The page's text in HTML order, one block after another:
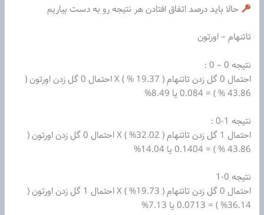
حالا باید درصد اتفاق افتادن هر نتیجه رو به دست بیاریم
تاتنهام – اورتون
نتیجه 0 – 0 :
احتمال 0 گل زدن تاتنهام ( 19.37 % ) X احتمال 0 گل زدن اورتون (
43.86 % ) = 0.084 یا 8.49%
نتیجه 1-0 :
احتمال 1 گل زدن تاتنهام ( 32.02% ) X احتمال 0 گل زدن اورتون (
43.86 % ) = 0.1404 یا 14.04%
نتیجه 0-1
احتمال 0 گل زدن تاتنهام ( 19.73% ) X احتمال 1 گل زدن اورتون (
36.14% ) = 0.0713 یا 7.13%